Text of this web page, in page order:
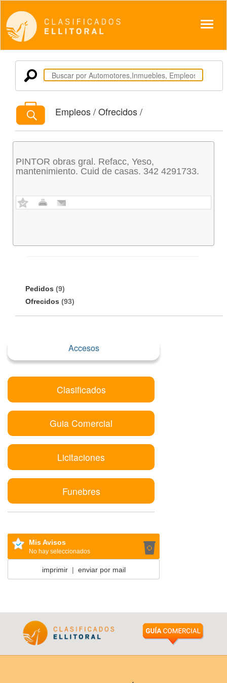
Empleos / Ofrecidos /
PINTOR obras gral. Refacc, Yeso,
mantenimiento. Cuid de casas. 342 4291733.
Pedidos (9)
Ofrecidos (93)
Accesos
Clasificados
Guia Comercial
Licitaciones
Funebres
Mis Avisos
No hay seleccionados
imprimir| enviar por mail